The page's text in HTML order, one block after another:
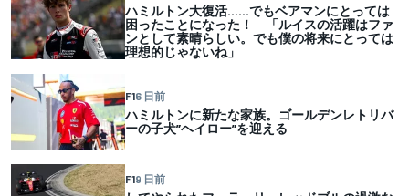
ハミルトン大復活……でもベアマンにとっては
困ったことになった！ 「ルイスの活躍はファ
ンとして素晴らしい。でも僕の将来にとっては
理想的じゃないね」
F16 日前
ハミルトンに新たな家族。ゴールデンレトリバ
ーの子犬”ヘイロー”を迎える
F19 日前